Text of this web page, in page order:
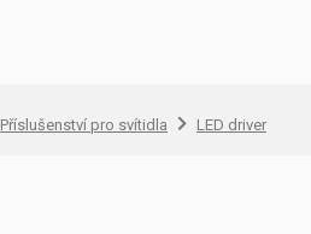
Příslušenství pro svítidla LED driver